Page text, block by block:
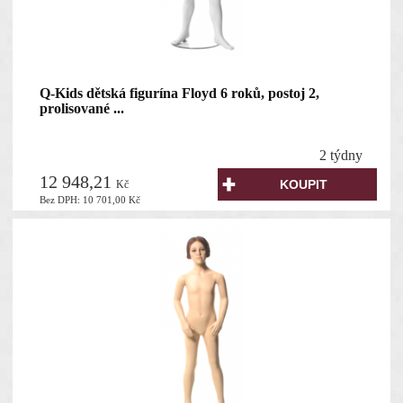
Q-Kids dětská figurína Floyd 6 roků, postoj 2,
prolisované ...
2 týdny
Bez DPH: 10 701,00Kč
12 948,21Kč